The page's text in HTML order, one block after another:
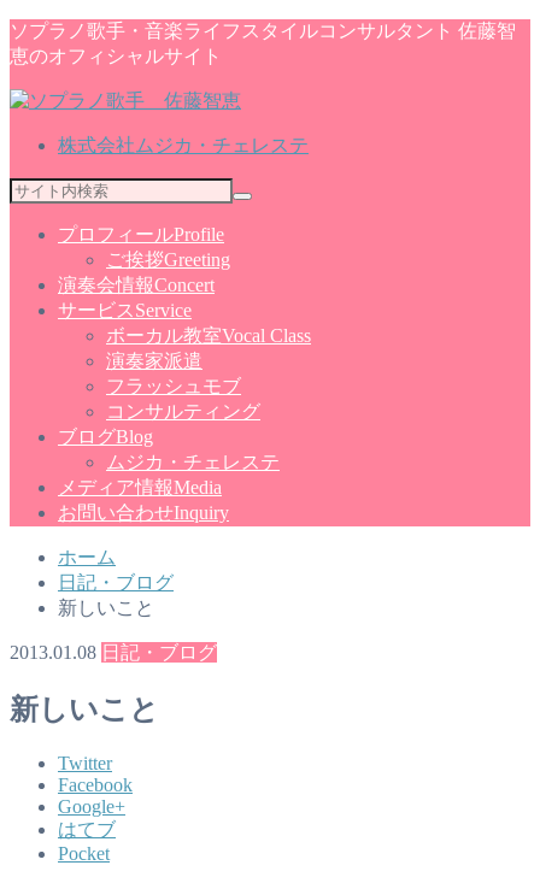
ソプラノ歌手・音楽ライフスタイルコンサルタント 佐藤智
恵のオフィシャルサイト
株式会社ムジカ・チェレステ
プロフィールProfile
ご挨拶Greeting
演奏会情報Concert
サービス Service
ボーカル教室Vocal Class
演奏家派遣
フラッシュモブ
コンサルティング
ブログBlog
ムジカ・チェレステ
メディア情報Media
お問い合わせInquiry
ホーム
日記・ブログ
新しいこと
2013.01.08 日記・ブログ
新しいこと
Twitter
Facebook
Google+
はてブ
Pocket